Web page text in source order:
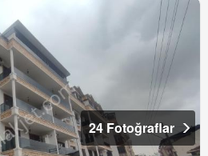
24 Fotoğraflar